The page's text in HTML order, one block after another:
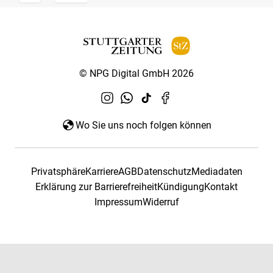
© NPG Digital GmbH 2026
Wo Sie uns noch folgen können
PrivatsphäreKarriereAGBDatenschutzMediadaten
Erklärung zur BarrierefreiheitKündigungKontakt
ImpressumWiderruf